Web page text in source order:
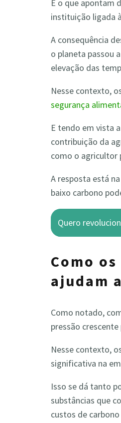
É o que apontam
instituição ligada
A consequência
o planeta passou
elevação das
Nesse contexto,
segurança
E tendo em vista
contribuição da
como o agricultor
A resposta está
baixo carbono
Quero
Como
ajudam
Como notado,
pressão
Nesse contexto,
significativa na
Isso se dá tanto
substâncias que
custos de